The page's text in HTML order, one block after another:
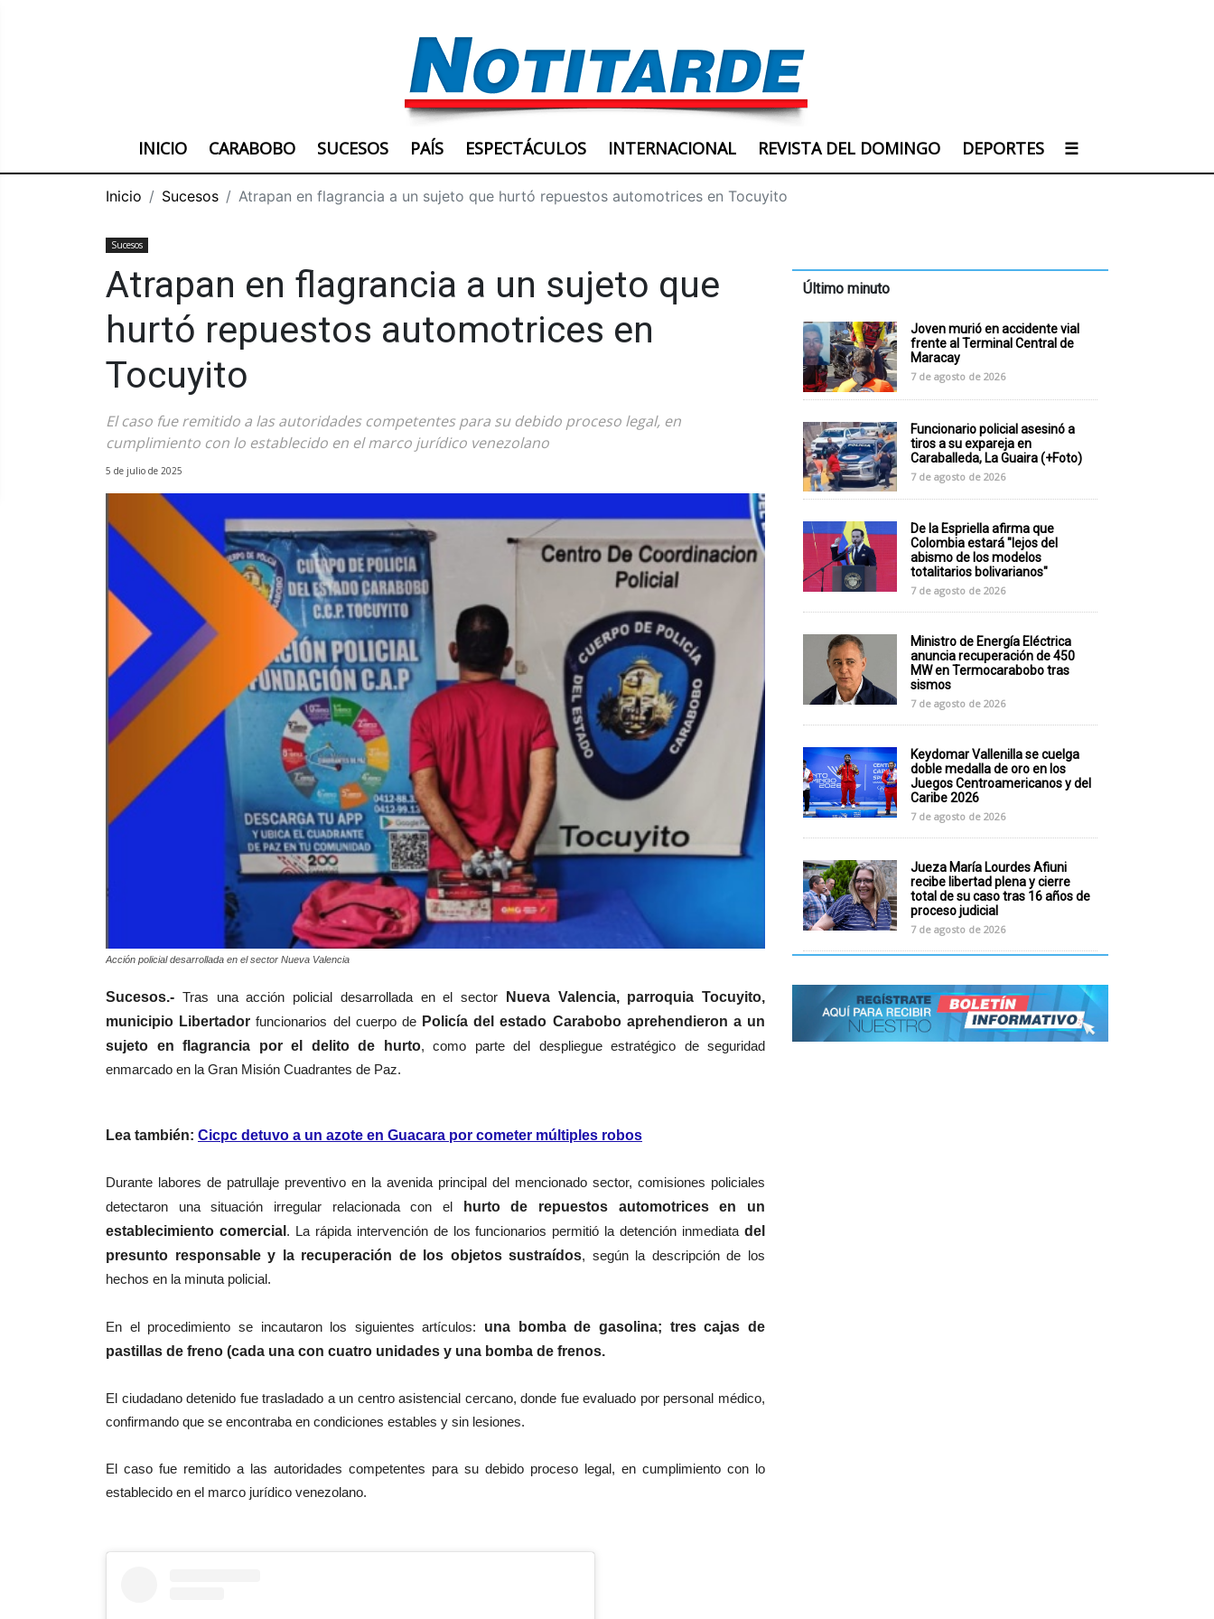
INICIO CARABOBO SUCESOS PAÍS ESPECTÁCULOS INTERNACIONAL REVISTA DEL DOMINGO DEPORTES ☰
Inicio Sucesos Atrapan en flagrancia a un sujeto que hurtó repuestos automotrices en Tocuyito
Sucesos
Atrapan en flagrancia a un sujeto que
hurtó repuestos automotrices en
Tocuyito
El caso fue remitido a las autoridades competentes para su debido proceso legal, en
cumplimiento con lo establecido en el marco jurídico venezolano
5 de julio de 2025
Acción policial desarrollada en el sector Nueva Valencia
Sucesos.- Tras una acción policial desarrollada en el sector
Nueva Valencia, parroquia Tocuyito,
municipio Libertador funcionarios del cuerpo dePolicía del estado Carabobo aprehendieron a un
sujeto en flagrancia por el delito de hurto, como parte del despliegue estratégico de seguridad
enmarcado en la Gran Misión Cuadrantes de Paz.
Lea también: Cicpc detuvo a un azote en Guacara por cometer múltiples robos
Durante labores de patrullaje preventivo en la avenida principal del mencionado sector, comisiones policiales
detectaron una situación irregular relacionada con el
hurto de repuestos automotrices en un
establecimiento comercial . La rápida intervención de los funcionarios permitió la detención inmediatadel
presunto responsable y la recuperación de los objetos sustraídos, según la descripción de los
hechos en la minuta policial.
En el procedimiento se incautaron los siguientes artículos: una bomba de gasolina; tres cajas de
pastillas de freno (cada una con cuatro unidades y una bomba de frenos.
El ciudadano detenido fue trasladado a un centro asistencial cercano, donde fue evaluado por personal médico,
confirmando que se encontraba en condiciones estables y sin lesiones.
El caso fue remitido a las autoridades competentes para su debido proceso legal, en cumplimiento con lo
establecido en el marco jurídico venezolano.
Último minuto
Joven murió en accidente vial
frente al Terminal Central de
Maracay
7 de agosto de 2026
Funcionario policial asesinó a
tiros a su expareja en
Caraballeda, La Guaira (+Foto)
7 de agosto de 2026
De la Espriella afirma que
Colombia estará "lejos del
abismo de los modelos
totalitarios bolivarianos"
7 de agosto de 2026
Ministro de Energía Eléctrica
anuncia recuperación de 450
MW en Termocarabobo tras
sismos
7 de agosto de 2026
Keydomar Vallenilla se cuelga
doble medalla de oro en los
Juegos Centroamericanos y del
Caribe 2026
7 de agosto de 2026
Jueza María Lourdes Afiuni
recibe libertad plena y cierre
total de su caso tras 16 años de
proceso judicial
7 de agosto de 2026